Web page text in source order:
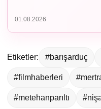
01.08.2026
Etiketler: #barışarduç
#filmhaberleri
#metehanparıltı